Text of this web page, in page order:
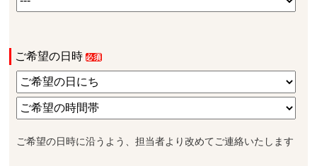
ご希望の日時
ご希望の日時に沿うよう、担当者より改めてご連絡いたします